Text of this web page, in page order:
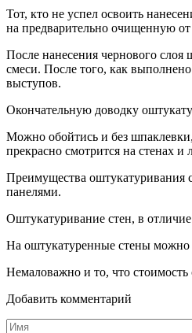
Тот, кто не успел освоить
на предварительно очищенную
После нанесения чернового слоя
смеси. После того, как
выступов.
Окончательную доводку
Можно обойтись и без
прекрасно смотрится на стенах и
Преимущества оштукатуривания
панелями.
Оштукатуривание стен, в
На оштукатуренные стены можно
Немаловажно и то, что
Добавить комментарий
Имя